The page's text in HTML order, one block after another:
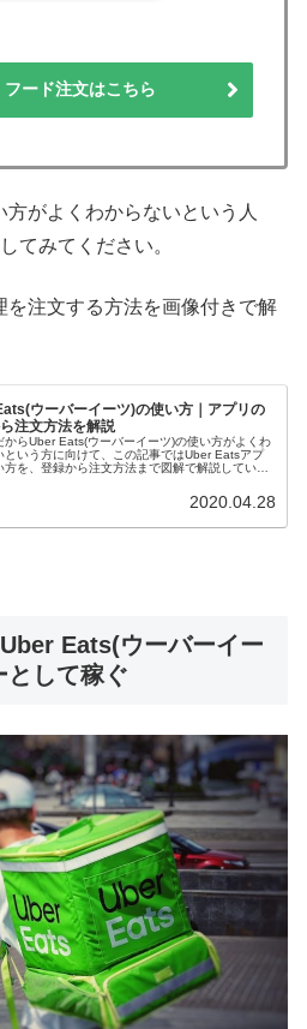
ード注文はこちら
がよくわからないという人
てみてください。
を注文する方法を画像付きで解
ウーバーイーツ)の使い方｜アプリの
注文方法を解説
からUber Eats(ウーバーイーツ)の使い方がよくわ
という方に向けて、この記事ではUber Eatsアプ
方を、登録から注文方法まで図解で解説していき
2020.04.28
Uber Eats(ウーバーイー
として稼ぐ